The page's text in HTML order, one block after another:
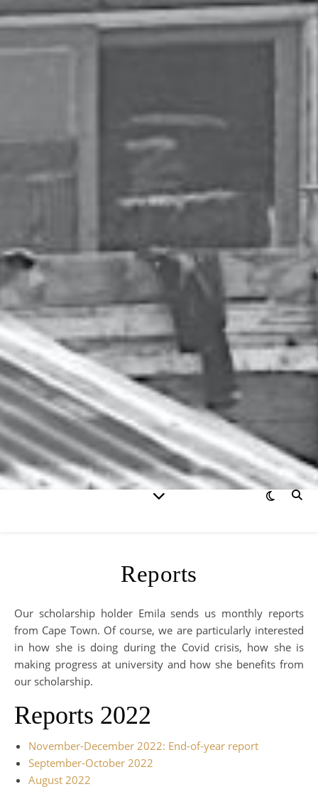
Reports
Our scholarship holder Emila sends us monthly reports
from Cape Town. Of course, we are particularly interested
in how she is doing during the Covid crisis, how she is
making progress at university and how she benefits from
our scholarship.
Reports 2022
November-December 2022: End-of-year report
September-October 2022
August 2022